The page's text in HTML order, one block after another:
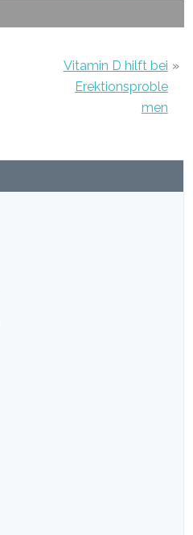
Vitamin D hilft bei
Erektionsproble
men
»